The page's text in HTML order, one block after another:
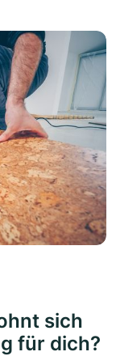
sich
für dich?